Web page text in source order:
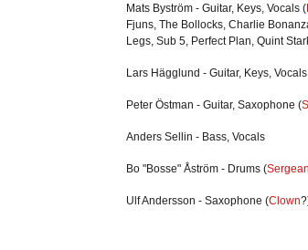
Mats Byström - Guitar, Keys, Vocals (
Fjuns, The Bollocks, Charlie
Legs, Sub 5, Perfect Plan, Quint
Lars Hägglund - Guitar, Keys,
Peter Östman - Guitar, Saxophone (
Anders Sellin - Bass, Vocals
Bo "Bosse" Åström - Drums (
Ulf Andersson - Saxophone (Clown